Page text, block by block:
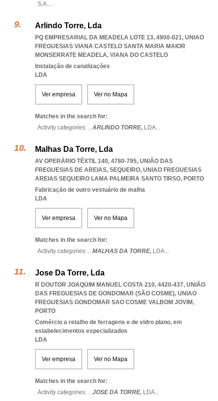
S.A....
Arlindo Torre, Lda
PQ EMPRESARIAL DA MEADELA LOTE 13, 4900-021, UNIAO
FREGUESIAS VIANA CASTELO SANTA MARIA MAIOR
MONSERRATE MEADELA, VIANA DO CASTELO
Instalação de canalizações
LDA
Ver empresa Ver no Mapa
Matches in the search for:
Activity categories: ...ARLINDO TORRE, LDA...
Malhas Da Torre, Lda
AV OPERÁRIO TÊXTIL 140, 4780-795, UNIÃO DAS
FREGUESIAS DE AREIAS, SEQUEIRO, UNIAO FREGUESIAS
AREIAS SEQUEIRO LAMA PALMEIRA SANTO TIRSO, PORTO
Fabricação de outro vestuário de malha
LDA
Ver empresa Ver no Mapa
Matches in the search for:
Activity categories: ...MALHAS DA TORRE, LDA...
Jose Da Torre, Lda
R DOUTOR JOAQUIM MANUEL COSTA 210, 4420-437, UNIÃO
DAS FREGUESIAS DE GONDOMAR (SÃO COSME), UNIAO
FREGUESIAS GONDOMAR SAO COSME VALBOM JOVIM,
PORTO
Comércio a retalho de ferragens e de vidro plano, em
estabelecimentos especializados
LDA
Ver empresa Ver no Mapa
Matches in the search for:
Activity categories: ...JOSE DA TORRE, LDA...